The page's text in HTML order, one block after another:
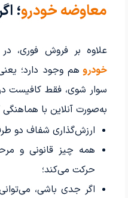
معاوضه خودرو؛
علاوه بر فروش فوری،
خودرو هم وجود دارد؛
سوار شوی، فقط کافیست
به‌صورت آنلاین با
ارزش‌گذاری شفاف دو
همه چیز قانونی و
حرکت می‌کند؛
اگر جدی باشی،